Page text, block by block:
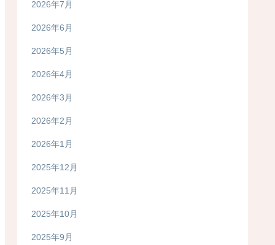
2026年7月
2026年6月
2026年5月
2026年4月
2026年3月
2026年2月
2026年1月
2025年12月
2025年11月
2025年10月
2025年9月